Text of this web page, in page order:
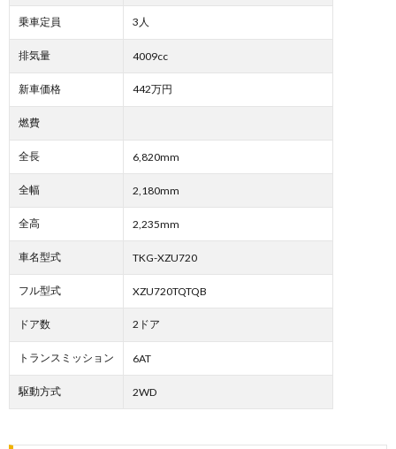
乗車定員 3人
排気量 4009cc
新車価格 442万円
燃費
全長 6,820mm
全幅 2,180mm
全高 2,235mm
車名型式 TKG-XZU720
フル型式 XZU720TQTQB
ドア数 2ドア
トランスミッション 6AT
駆動方式 2WD